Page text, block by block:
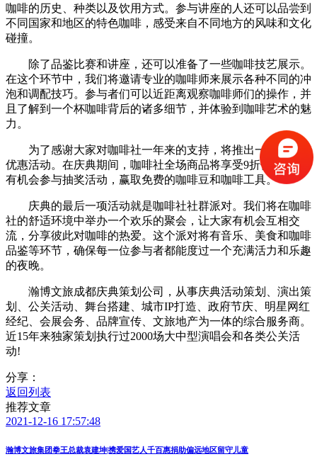
咖啡的历史、种类以及饮用方式。参与讲座的人还可以品尝到
不同国家和地区的特色咖啡，感受来自不同地方的风味和文化
碰撞。
除了品鉴比赛和讲座，还可以准备了一些咖啡技艺展示。
在这个环节中，我们将邀请专业的咖啡师来展示各种不同的冲
泡和调配技巧。参与者们可以近距离观察咖啡师们的操作，并
且了解到一个杯咖啡背后的诸多细节，并体验到咖啡艺术的魅
力。
为了感谢大家对咖啡社一年来的支持，将推出一些特别的
优惠活动。在庆典期间，咖啡社全场商品将享受9折优惠，并
有机会参与抽奖活动，赢取免费的咖啡豆和咖啡工具。
庆典的最后一项活动就是咖啡社社群派对。我们将在咖啡
社的舒适环境中举办一个欢乐的聚会，让大家有机会互相交
流，分享彼此对咖啡的热爱。这个派对将有音乐、美食和咖啡
品鉴等环节，确保每一位参与者都能度过一个充满活力和乐趣
的夜晚。
瀚博文旅成都庆典策划公司，从事庆典活动策划、演出策
划、公关活动、舞台搭建、城市IP打造、政府节庆、明星网红
经纪、会展会务、品牌宣传、文旅地产为一体的综合服务商。
近15年来独家策划执行过2000场大中型演唱会和各类公关活
动!
分享：
返回列表
推荐文章
2021-12-16 17:57:48
瀚博文旅集团拳王总裁袁建坤|携爱国艺人千百惠捐助偏远地区留守儿童